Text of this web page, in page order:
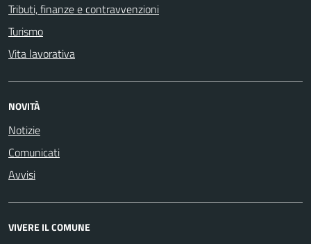
Tributi, finanze e contravvenzioni
Turismo
Vita lavorativa
NOVITÀ
Notizie
Comunicati
Avvisi
VIVERE IL COMUNE